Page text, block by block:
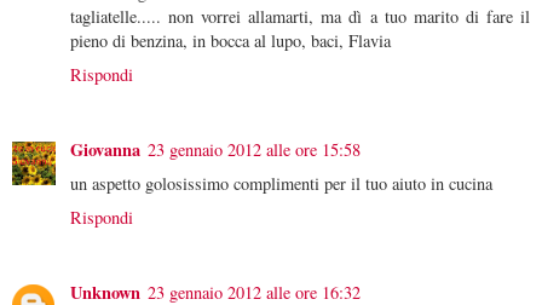
tagliatelle..... non vorrei allamarti, ma dì a tuo marito di fare il
pieno di benzina, in bocca al lupo, baci, Flavia
Rispondi
Giovanna 23 gennaio 2012 alle ore 15:58
un aspetto golosissimo complimenti per il tuo aiuto in cucina
Rispondi
Unknown 23 gennaio 2012 alle ore 16:32